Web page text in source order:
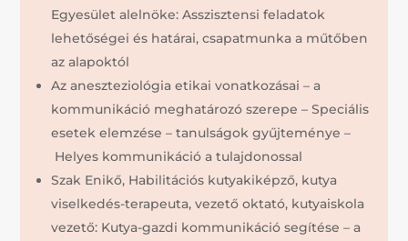
Egyesület alelnöke: Asszisztensi feladatok
lehetőségei és határai, csapatmunka a műtőben
az alapoktól
Az aneszteziológia etikai vonatkozásai – a
kommunikáció meghatározó szerepe – Speciális
esetek elemzése – tanulságok gyűjteménye –
Helyes kommunikáció a tulajdonossal
Szak Enikő, Habilitációs kutyakiképző, kutya
viselkedés-terapeuta, vezető oktató, kutyaiskola
vezető: Kutya-gazdi kommunikáció segítése – a